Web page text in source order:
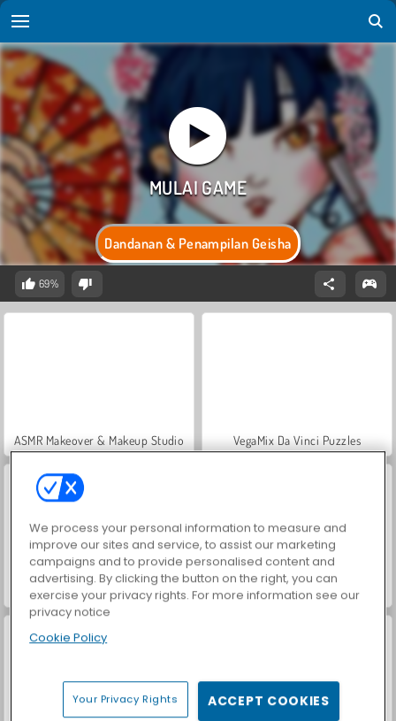
Dandanan & Penampilan Geisha
69%
ASMR Makeover & Makeup Studio VegaMix Da Vinci Puzzles
Hidden Object: Street of Secrets World War 2 Shooter
We process your personal information to measure and
improve our sites and service, to assist our marketing
campaigns and to provide personalised content and
advertising. By clicking the button on the right, you can
exercise your privacy rights. For more information see our
privacy notice
Cookie Policy
Your Privacy Rights ACCEPT COOKIES